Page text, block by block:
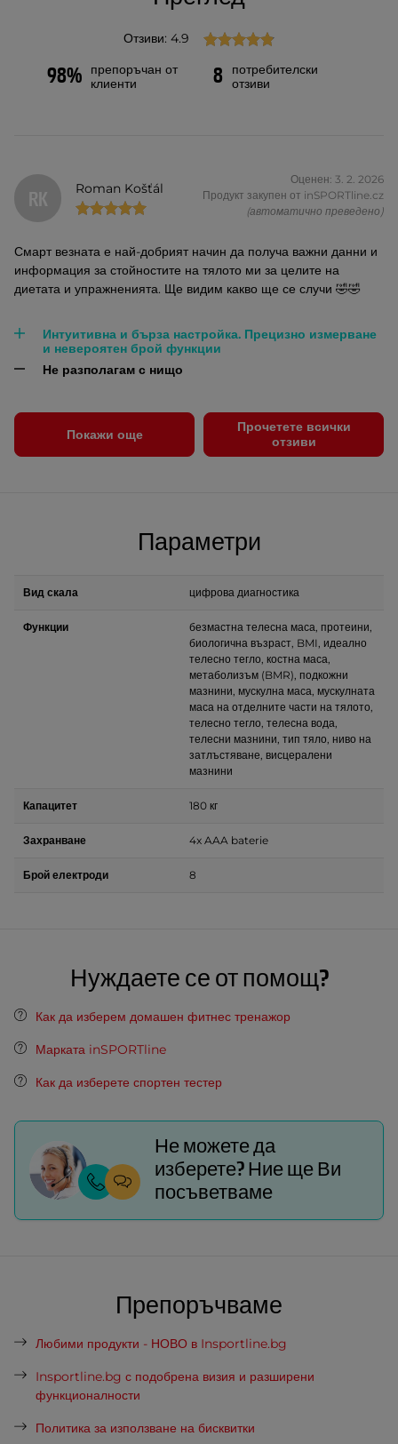
Отзиви: 4.9
98%
препоръчан от
клиенти
8
потребителски
отзиви
RK Roman Košťál
Оценен: 3. 2. 2026
Продукт закупен от inSPORTline.cz
(автоматично преведено)
Смарт везната е най-добрият начин да получа важни данни и
информация за стойностите на тялото ми за целите на
диетата и упражненията. Ще видим какво ще се случи 🤣🤣
Интуитивна и бърза настройка. Прецизно измерване
и невероятен брой функции
Не разполагам с нищо
Покажи още
Прочетете всички
отзиви
Параметри
Вид скала цифрова диагностика
Функции
безмастна телесна маса, протеини,
биологична възраст, BMI, идеално
телесно тегло, костна маса,
метаболизъм (BMR), подкожни
мазнини, мускулна маса, мускулната
маса на отделните части на тялото,
телесно тегло, телесна вода,
телесни мазнини, тип тяло, ниво на
затлъстяване, висцералени
мазнини
Капацитет 180 кг
Захранване 4x AAA baterie
Брой електроди 8
Нуждаете се от помощ?
Как да изберем домашен фитнес тренажор
Марката inSPORTline
Как да изберете спортен тестер
Не можете да
изберете? Ние ще Ви
посъветваме
Препоръчваме
Любими продукти - НОВО в Insportline.bg
Insportline.bg с подобрена визия и разширени
функционалности
Политика за използване на бисквитки